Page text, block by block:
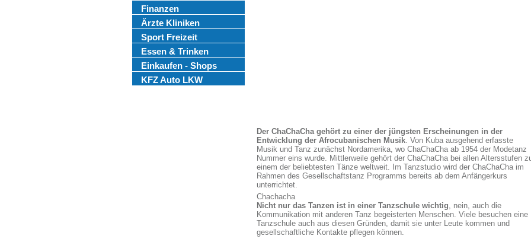
Finanzen
Ärzte Kliniken
Sport Freizeit
Essen & Trinken
Einkaufen - Shops
KFZ Auto LKW
Der ChaChaCha gehört zu einer der jüngsten Erscheinungen in der
Entwicklung der Afrocubanischen Musik. Von Kuba ausgehend erfasste
Musik und Tanz zunächst Nordamerika, wo ChaChaCha ab 1954 der Modetanz
Nummer eins wurde. Mittlerweile gehört der ChaChaCha bei allen Altersstufen
einem der beliebtesten Tänze weltweit. Im Tanzstudio wird der ChaChaCha im
Rahmen des Gesellschaftstanz Programms bereits ab dem Anfängerkurs
unterrichtet.
Chachacha
Nicht nur das Tanzen ist in einer Tanzschule wichtig, nein, auch die
Kommunikation mit anderen Tanz begeisterten Menschen. Viele besuchen eine
Tanzschule auch aus diesen Gründen, damit sie unter Leute kommen und
gesellschaftliche Kontakte pflegen können.